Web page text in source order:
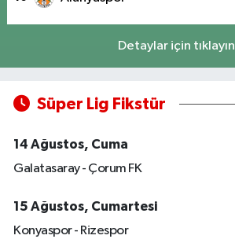
Detaylar için tıklayın
Süper Lig Fikstür
14 Ağustos, Cuma
Galatasaray - Çorum FK
15 Ağustos, Cumartesi
Konyaspor - Rizespor